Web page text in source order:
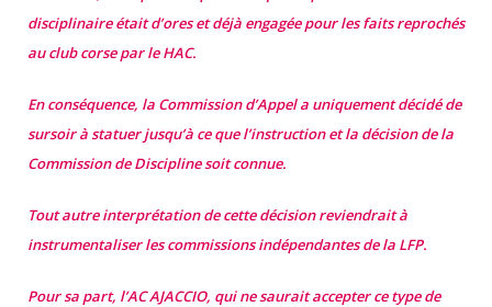
disciplinaire était d’ores et déjà engagée pour les faits reprochés
au club corse par le HAC.
En conséquence, la Commission d’Appel a uniquement décidé de
sursoir à statuer jusqu’à ce que l’instruction et la décision de la
Commission de Discipline soit connue.
Tout autre interprétation de cette décision reviendrait à
instrumentaliser les commissions indépendantes de la LFP.
Pour sa part, l’AC AJACCIO, qui ne saurait accepter ce type de